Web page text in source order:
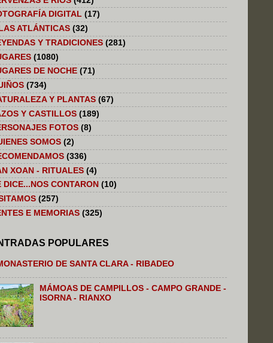
DIGITAL (17)
ATLÁNTICAS (32)
Y TRADICIONES (281)
(1080)
DE NOCHE (71)
(734)
Y PLANTAS (67)
Y CASTILLOS (189)
FOTOS (8)
SOMOS (2)
(336)
XOAN - RITUALES (4)
DICE...NOS CONTARON (10)
(257)
E MEMORIAS (325)
POPULARES
DE SANTA CLARA - RIBADEO
MÁMOAS DE CAMPILLOS - CAMPO GRANDE -
ISORNA - RIANXO